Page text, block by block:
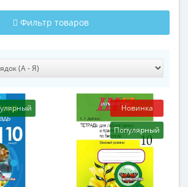
Фильтр товаров
Новинка
Популярный